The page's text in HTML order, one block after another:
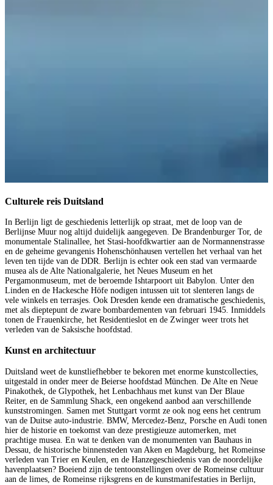
Culturele reis Duitsland
In Berlijn ligt de geschiedenis letterlijk op straat, met de loop van de
Berlijnse Muur nog altijd duidelijk aangegeven. De Brandenburger Tor, de
monumentale Stalinallee, het Stasi-hoofdkwartier aan de Normannenstrasse
en de geheime gevangenis Hohenschönhausen vertellen het verhaal van het
leven ten tijde van de DDR. Berlijn is echter ook een stad van vermaarde
musea als de Alte Nationalgalerie, het Neues Museum en het
Pergamonmuseum, met de beroemde Ishtarpoort uit Babylon. Unter den
Linden en de Hackesche Höfe nodigen intussen uit tot slenteren langs de
vele winkels en terrasjes. Ook Dresden kende een dramatische geschiedenis,
met als dieptepunt de zware bombardementen van februari 1945. Inmiddels
tonen de Frauenkirche, het Residentieslot en de Zwinger weer trots het
verleden van de Saksische hoofdstad.
Kunst en architectuur
Duitsland weet de kunstliefhebber te bekoren met enorme kunstcollecties,
uitgestald in onder meer de Beierse hoofdstad München. De Alte en Neue
Pinakothek, de Glypothek, het Lenbachhaus met kunst van Der Blaue
Reiter, en de Sammlung Shack, een ongekend aanbod aan verschillende
kunststromingen. Samen met Stuttgart vormt ze ook nog eens het centrum
van de Duitse auto-industrie. BMW, Mercedez-Benz, Porsche en Audi tonen
hier de historie en toekomst van deze prestigieuze automerken, met
prachtige musea. En wat te denken van de monumenten van Bauhaus in
Dessau, de historische binnensteden van Aken en Magdeburg, het Romeinse
verleden van Trier en Keulen, en de Hanzegeschiedenis van de noordelijke
havenplaatsen? Boeiend zijn de tentoonstellingen over de Romeinse cultuur
aan de limes, de Romeinse rijksgrens en de kunstmanifestaties in Berlijn,